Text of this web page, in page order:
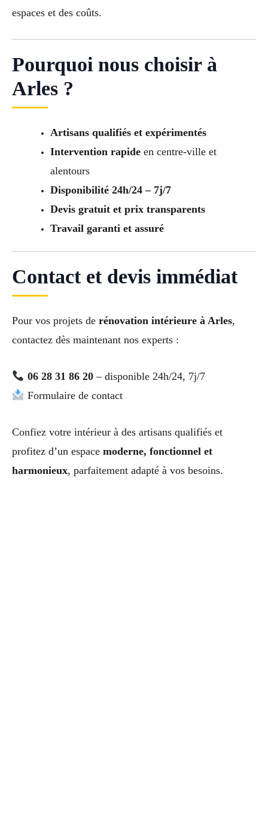
espaces et des coûts.
Pourquoi nous choisir à
Arles ?
Artisans qualifiés et expérimentés
Intervention rapideen centre-ville et
alentours
Disponibilité 24h/24 – 7j/7
Devis gratuit et prix transparents
Travail garanti et assuré
Contact et devis immédiat
Pour vos projets de rénovation intérieure à Arles,
contactez dès maintenant nos experts :
06 28 31 86 20– disponible 24h/24, 7j/7
Formulaire de contact
Confiez votre intérieur à des artisans qualifiés et
profitez d’un espace moderne, fonctionnel et
harmonieux, parfaitement adapté à vos besoins.